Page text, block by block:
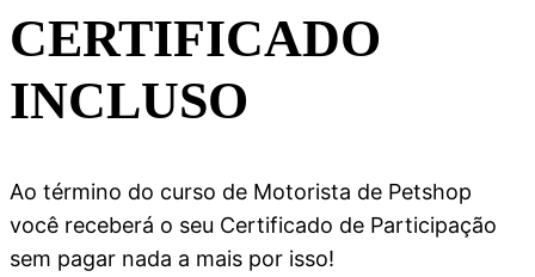
CERTIFICADO
INCLUSO
Ao término do curso de Motorista de Petshop
você receberá o seu Certificado de Participação
sem pagar nada a mais por isso!